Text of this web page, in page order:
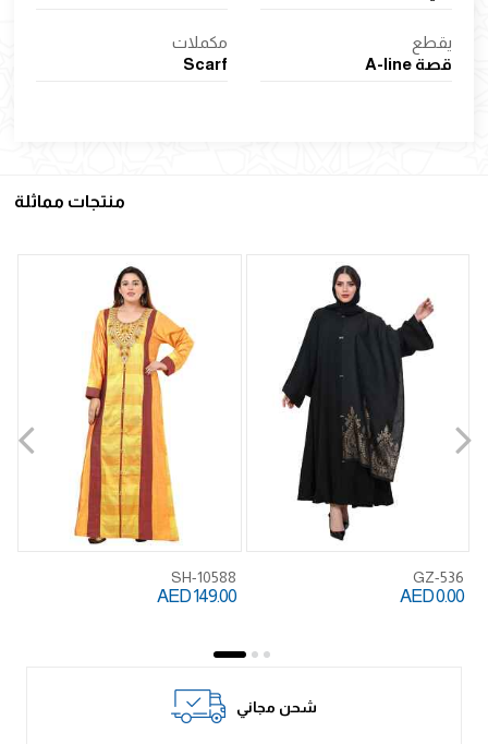
يقطع
قصة A-line
مكملات
Scarf
منتجات مماثلة
SH-10588
AED 149.00
GZ-536
AED 0.00
شحن مجاني